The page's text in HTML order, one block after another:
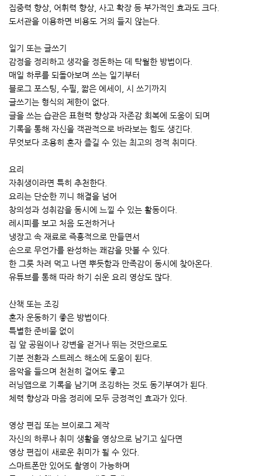
집중력 향상, 어휘력 향상, 사고 확장 등 부가적인 효과도 크다.
도서관을 이용하면 비용도 거의 들지 않는다.
일기 또는 글쓰기
감정을 정리하고 생각을 정돈하는 데 탁월한 방법이다.
매일 하루를 되돌아보며 쓰는 일기부터
블로그 포스팅, 수필, 짧은 에세이, 시 쓰기까지
글쓰기는 형식의 제한이 없다.
글을 쓰는 습관은 표현력 향상과 자존감 회복에 도움이 되며
기록을 통해 자신을 객관적으로 바라보는 힘도 생긴다.
무엇보다 조용히 혼자 즐길 수 있는 최고의 정적 취미다.
요리
자취생이라면 특히 추천한다.
요리는 단순한 끼니 해결을 넘어
창의성과 성취감을 동시에 느낄 수 있는 활동이다.
레시피를 보고 처음 도전하거나
냉장고 속 재료로 즉흥적으로 만들면서
손으로 무언가를 완성하는 쾌감을 맛볼 수 있다.
한 그릇 차려 먹고 나면 뿌듯함과 만족감이 동시에 찾아온다.
유튜브를 통해 따라 하기 쉬운 요리 영상도 많다.
산책 또는 조깅
혼자 운동하기 좋은 방법이다.
특별한 준비물 없이
집 앞 공원이나 강변을 걷거나 뛰는 것만으로도
기분 전환과 스트레스 해소에 도움이 된다.
음악을 들으며 천천히 걸어도 좋고
러닝앱으로 기록을 남기며 조깅하는 것도 동기부여가 된다.
체력 향상과 마음 정리에 모두 긍정적인 효과가 있다.
영상 편집 또는 브이로그 제작
자신의 하루나 취미 생활을 영상으로 남기고 싶다면
영상 편집이 새로운 취미가 될 수 있다.
스마트폰만 있어도 촬영이 가능하며